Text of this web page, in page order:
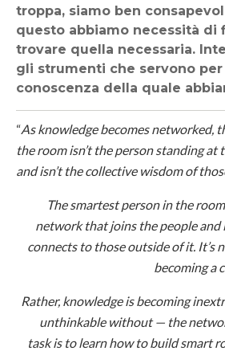
troppa, siamo ben
questo abbiamo necessità
trovare quella necessaria.
gli strumenti che servono per
conoscenza della quale
“As knowledge becomes networked,
the room isn’t the person standing at
and isn’t the collective wisdom of
The smartest person in the
network that joins the people and
connects to those outside of it. It’s
becoming a
Rather, knowledge is becoming
unthinkable without — the
task is to learn how to build smart